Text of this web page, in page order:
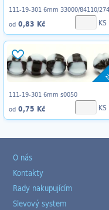
111-19-301 6mm 33000/84110/
od 0,83 Kč KS
111-19-301 6mm s0050
od 0,75 Kč KS
O nás
Kontakty
Rady nakupujícím
Slevový system